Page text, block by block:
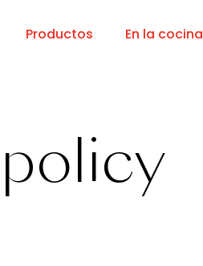
Productos En la cocina